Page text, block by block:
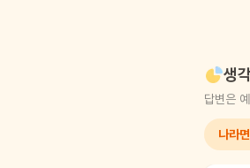
생
답변은
나라